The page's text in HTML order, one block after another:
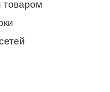
товаром